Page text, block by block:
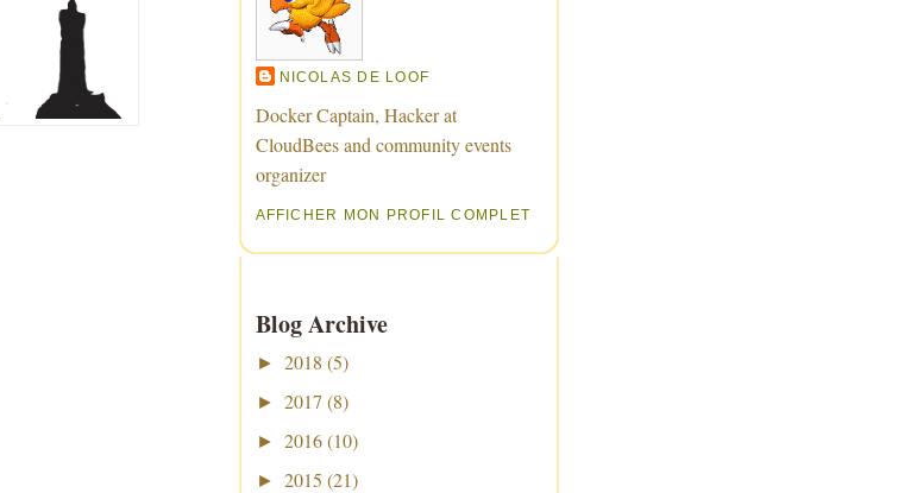
NICOLAS DE LOOF
Docker Captain, Hacker at
CloudBees and community events
organizer
AFFICHER MON PROFIL COMPLET
Blog Archive
► 2018 (5)
► 2017 (8)
► 2016 (10)
► 2015 (21)